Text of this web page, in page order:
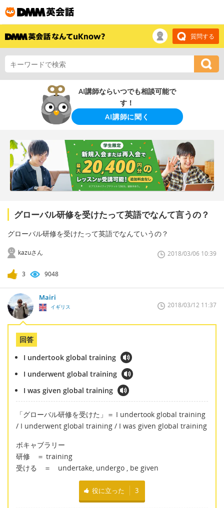
質問する
AI講師ならいつでも相談可能で
す！
AI講師に聞く
グローバル研修を受けたって英語でなんて言うの？
グローバル研修を受けたって英語でなんていうの？
kazuさん 2018/03/06 10:39
3 9048
Mairi
イギリス 2018/03/12 11:37
回答
I undertook global training
I underwent global training
I was given global training
「グローバル研修を受けた」＝ I undertook global training
/ I underwent global training / I was given global training
ボキャブラリー
研修 ＝ training
受ける ＝ undertake, undergo , be given
役に立った 3